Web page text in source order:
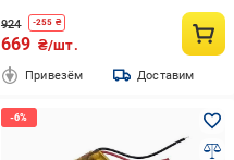
924 -255 ₴
669 ₴/шт.
Привезём Доставим